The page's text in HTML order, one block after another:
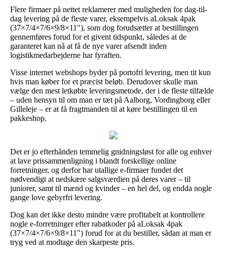
Flere firmaer på nettet reklamerer med muligheden for dag-til-
dag levering på de fleste varer, eksempelvis aLoksak 4pak
(37×7/4×7/6×9/8×11"), som dog forudsætter at bestillingen
gennemføres forud for et givent tidspunkt, således at de
garanteret kan nå at få de nye varer afsendt inden
logistikmedarbejderne har fyraften.
Visse internet webshops byder på portofri levering, men tit kun
hvis man køber for et præcist beløb. Derudover skulle man
vælge den mest letkøbte leveringsmetode, der i de fleste tilfælde
– uden hensyn til om man er tæt på Aalborg, Vordingborg eller
Gilleleje – er at få fragtmanden til at køre bestillingen til en
pakkeshop.
Det er jo efterhånden temmelig gnidningsløst for alle og enhver
at lave prissammenligning i blandt forskellige online
forretninger, og derfor har utallige e-firmaer fundet det
nødvendigt at nedskære salgsværdien på deres varer – til
juniorer, samt til mænd og kvinder – en hel del, og endda nogle
gange love gebyrfri levering.
Dog kan det ikke desto mindre være profitabelt at kontrollere
nogle e-forretninger efter rabatkoder på aLoksak 4pak
(37×7/4×7/6×9/8×11") forud for at du bestiller, sådan at man er
tryg ved at modtage den skarpeste pris.